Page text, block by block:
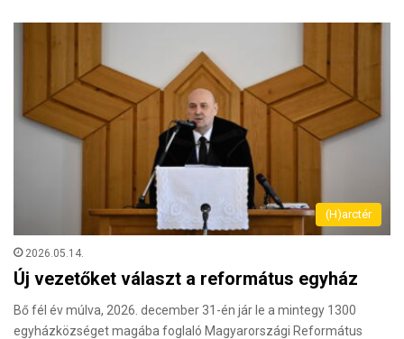
(H)arctér
2026.05.14.
Új vezetőket választ a református egyház
Bő fél év múlva, 2026. december 31-én jár le a mintegy 1300
egyházközséget magába foglaló Magyarországi Református